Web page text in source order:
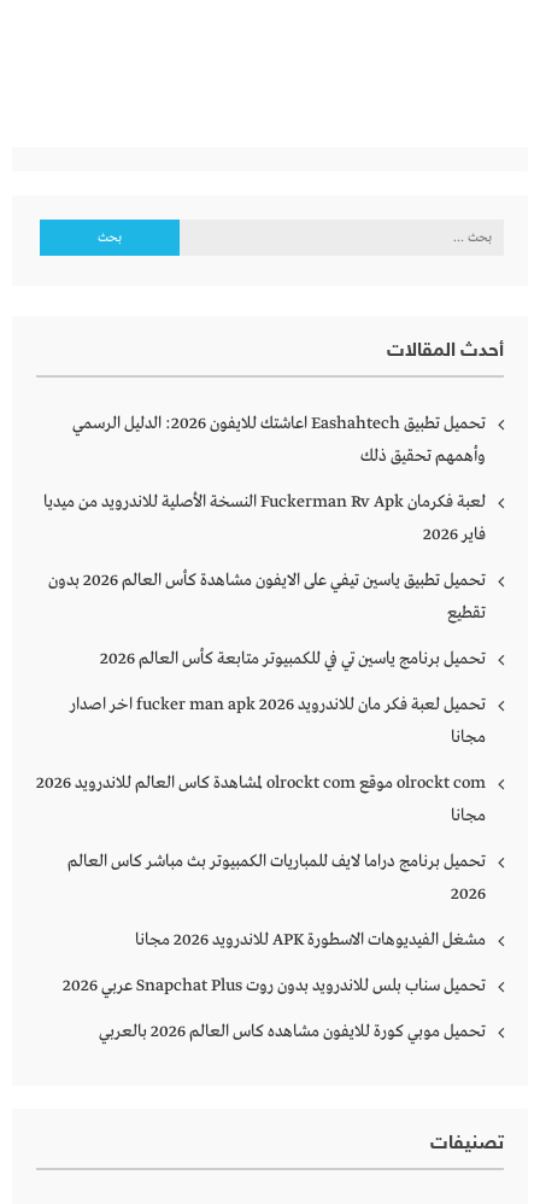
البحث
أحدث المقالات
تحميل تطبيق Eashahtech اعاشتك للايفون 2026: الدليل الرسمي
وأهمهم تحقيق ذلك
لعبة فكرمان Fuckerman Rv Apk النسخة الأصلية للاندرويد من ميديا
فاير 2026
تحميل تطبيق ياسين تيفي على الايفون مشاهدة كأس العالم 2026 بدون
تقطيع
تحميل برنامج ياسين تي في للكمبيوتر متابعة كأس العالم 2026
تحميل لعبة فكر مان للاندرويد 2026 fucker man apk اخر اصدار
مجانا
olrockt com موقع olrockt com لمشاهدة كاس العالم للاندرويد 2026
مجانا
تحميل برنامج دراما لايف للمباريات الكمبيوتر بث مباشر كاس العالم
2026
مشغل الفيديوهات الاسطورة APK للاندرويد 2026 مجانا
تحميل سناب بلس للاندرويد بدون روت Snapchat Plus‏ عربي 2026
تحميل موبي كورة للايفون مشاهده كاس العالم 2026 بالعربي
تصنيفات